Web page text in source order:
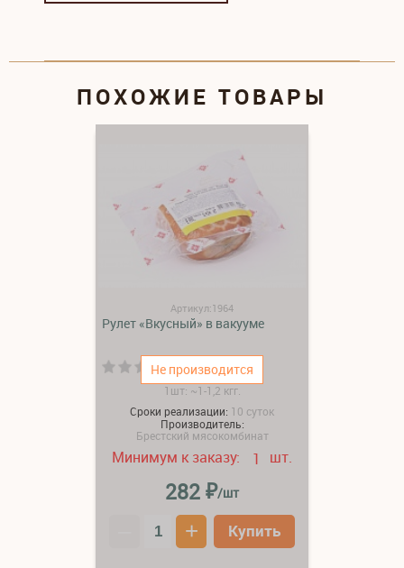
ПОХОЖИЕ ТОВАРЫ
Не производится
Артикул:1964
Рулет «Вкусный» в вакууме
(0)
1шт: ~1-1,2 кгг.
Сроки реализации: 10 суток
Производитель:
Брестский мясокомбинат
Минимум к заказу: 1 шт.
282₽/шт
+ Купить